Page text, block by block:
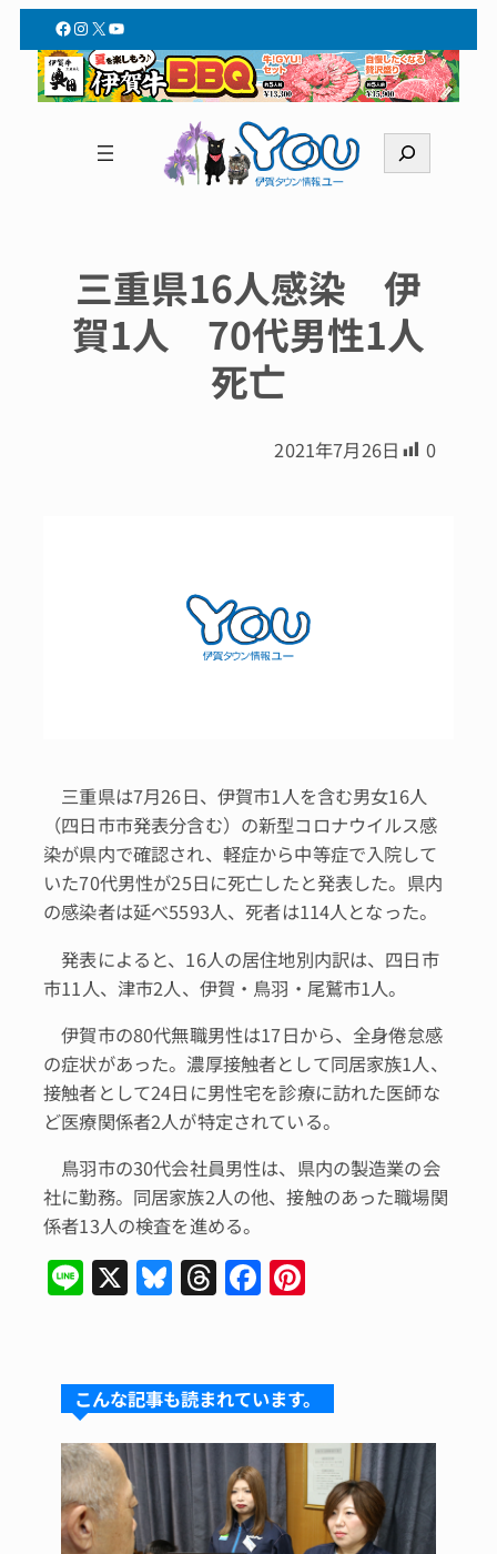
Facebook
Instagram
X YouTube
索
三重県16人感染 伊
賀1人 70代男性1人
死亡
2021年7月26日 0
三重県は7月26日、伊賀市1人を含む男女16人
（四日市市発表分含む）の新型コロナウイルス感
染が県内で確認され、軽症から中等症で入院して
いた70代男性が25日に死亡したと発表した。県内
の感染者は延べ5593人、死者は114人となった。
発表によると、16人の居住地別内訳は、四日市
市11人、津市2人、伊賀・鳥羽・尾鷲市1人。
伊賀市の80代無職男性は17日から、全身倦怠感
の症状があった。濃厚接触者として同居家族1人、
接触者として24日に男性宅を診療に訪れた医師な
ど医療関係者2人が特定されている。
鳥羽市の30代会社員男性は、県内の製造業の会
社に勤務。同居家族2人の他、接触のあった職場関
係者13人の検査を進める。
Li
n
X Bl
u
s
k
y
T
hr
a
d
s
F
a
e
b
o
o
k
re
st
こんな記事も読まれています。